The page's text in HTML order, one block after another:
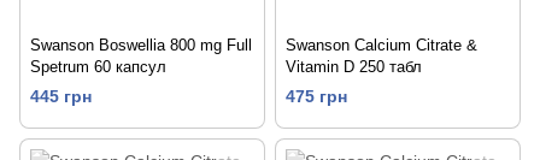
Swanson Boswellia 800 mg Full
Spetrum 60 капсул
445 грн
Swanson Calcium Citrate &
Vitamin D 250 табл
475 грн